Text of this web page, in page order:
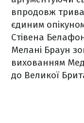
впродовж
єдиним
Стівена
Мелані Браун
вихованням
до Великої